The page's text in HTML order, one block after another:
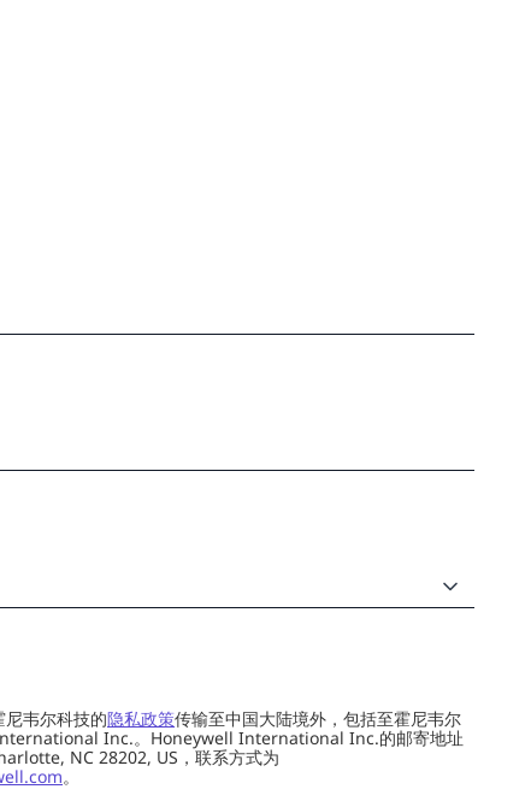
韦尔科技的隐私政策传输至中国大陆境外，包括至霍尼韦尔
Inc.。Honeywell International Inc.的邮寄地址
NC 28202, US，联系方式为
。